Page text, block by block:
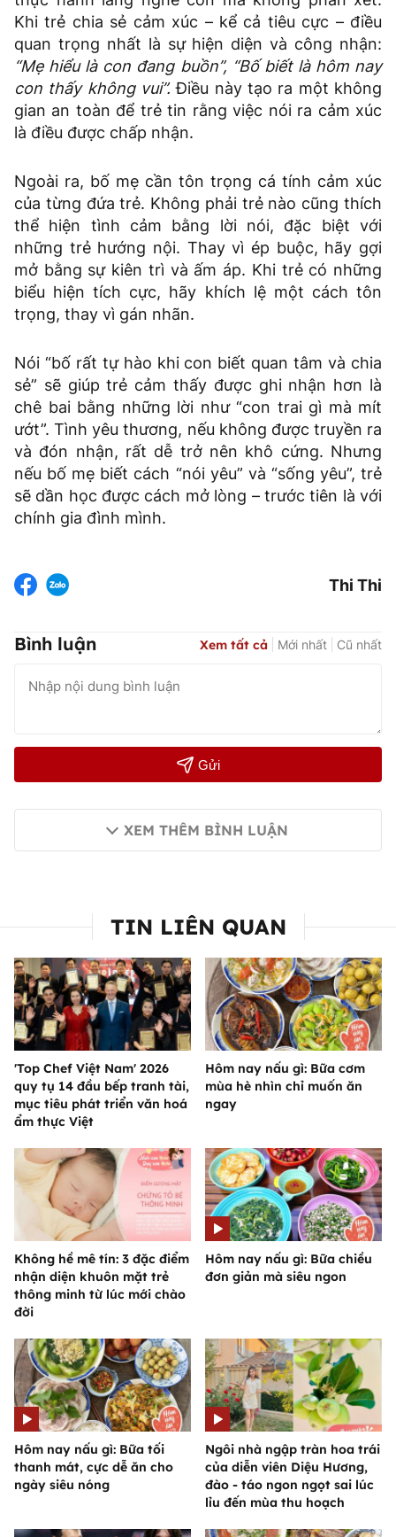
Khi trẻ chia sẻ cảm xúc – kể cả tiêu cực – điều
quan trọng nhất là sự hiện diện và công nhận:
“Mẹ hiểu là con đang buồn”, “Bố biết là hôm nay
con thấy không vui”. Điều này tạo ra một không
gian an toàn để trẻ tin rằng việc nói ra cảm xúc
là điều được chấp nhận.
Ngoài ra, bố mẹ cần tôn trọng cá tính cảm xúc
của từng đứa trẻ. Không phải trẻ nào cũng thích
thể hiện tình cảm bằng lời nói, đặc biệt với
những trẻ hướng nội. Thay vì ép buộc, hãy gợi
mở bằng sự kiên trì và ấm áp. Khi trẻ có những
biểu hiện tích cực, hãy khích lệ một cách tôn
trọng, thay vì gán nhãn.
Nói “bố rất tự hào khi con biết quan tâm và chia
sẻ” sẽ giúp trẻ cảm thấy được ghi nhận hơn là
chê bai bằng những lời như “con trai gì mà mít
ướt”. Tình yêu thương, nếu không được truyền ra
và đón nhận, rất dễ trở nên khô cứng. Nhưng
nếu bố mẹ biết cách “nói yêu” và “sống yêu”, trẻ
sẽ dần học được cách mở lòng – trước tiên là với
chính gia đình mình.
Thi Thi
Bình luận Xem tất cả Mới nhất Cũ nhất
Gửi
XEM THÊM BÌNH LUẬN
TIN LIÊN QUAN
'Top Chef Việt Nam' 2026
quy tụ 14 đầu bếp tranh tài,
mục tiêu phát triển văn hoá
ẩm thực Việt
Hôm nay nấu gì: Bữa cơm
mùa hè nhìn chỉ muốn ăn
ngay
Không hề mê tín: 3 đặc điểm
nhận diện khuôn mặt trẻ
thông minh từ lúc mới chào
đời
Hôm nay nấu gì: Bữa chiều
đơn giản mà siêu ngon
Hôm nay nấu gì: Bữa tối
thanh mát, cực dễ ăn cho
ngày siêu nóng
Ngôi nhà ngập tràn hoa trái
của diễn viên Diệu Hương,
đào - táo ngon ngọt sai lúc
lỉu đến mùa thu hoạch